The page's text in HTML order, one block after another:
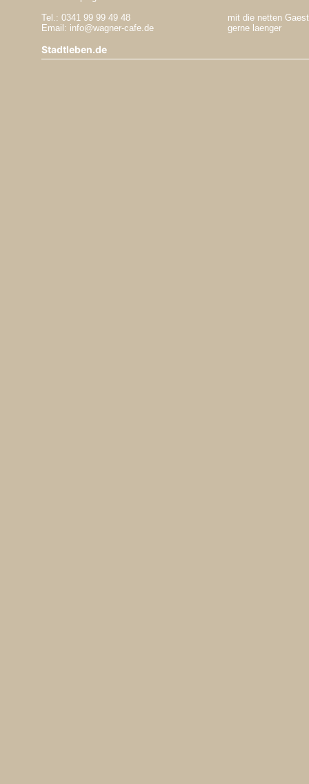
Tel.: 0341 99 99 49 48
Email: info@wagner-cafe.de
Stadtleben.de
mit die netten
gerne laenger